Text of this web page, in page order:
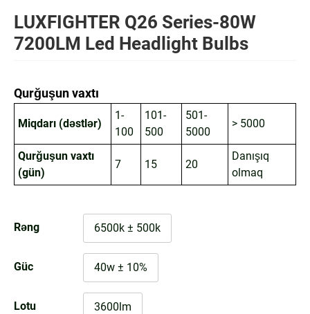
LUXFIGHTER Q26 Series-80W
7200LM Led Headlight Bulbs
Qurğuşun vaxtı
Miqdarı (dəstlər)
1-
100
101-
500
501-
5000
> 5000
Qurğuşun vaxtı
(gün)
7 15 20
Danışıq
olmaq
Rəng 6500k ± 500k
Güc 40w ± 10%
Lotu 3600lm